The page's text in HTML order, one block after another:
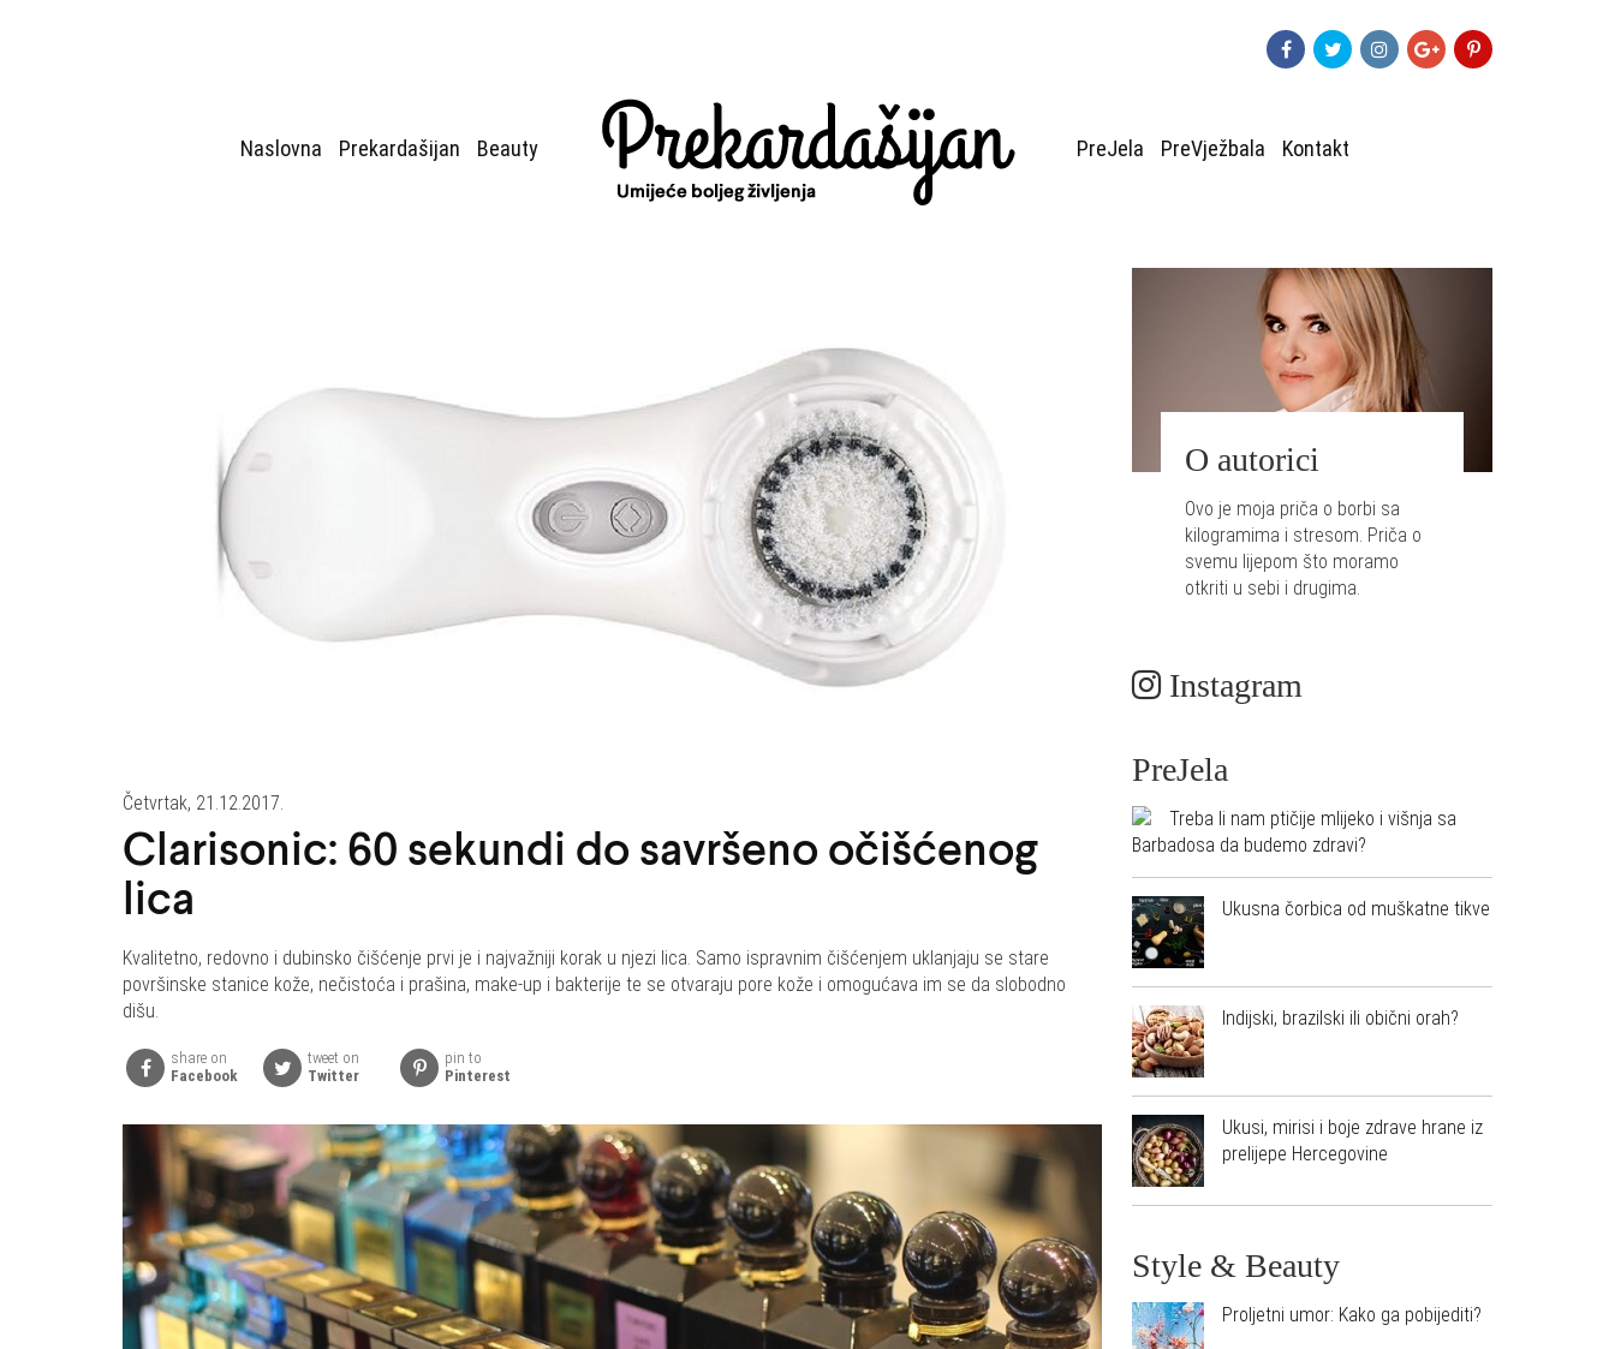
Naslovna Prekardašijan Beauty PreJela PreVježbala Kontakt
Četvrtak, 21.12.2017.
Clarisonic: 60 sekundi do savršeno očišćenog
lica
Kvalitetno, redovno i dubinsko čišćenje prvi je i najvažniji korak u njezi lica. Samo ispravnim čišćenjem uklanjaju se stare
površinske stanice kože, nečistoća i prašina, make-up i bakterije te se otvaraju pore kože i omogućava im se da slobodno
dišu.
share on
Facebook
tweet on
Twitter
pin to
Pinterest
O autorici
Ovo je moja priča o borbi sa
kilogramima i stresom. Priča o
svemu lijepom što moramo
otkriti u sebi i drugima.
Instagram
PreJela
Treba li nam ptičije mlijeko i višnja sa
Barbadosa da budemo zdravi?
Ukusna čorbica od muškatne tikve
Indijski, brazilski ili obični orah?
Ukusi, mirisi i boje zdrave hrane iz
prelijepe Hercegovine
Style & Beauty
Proljetni umor: Kako ga pobijediti?